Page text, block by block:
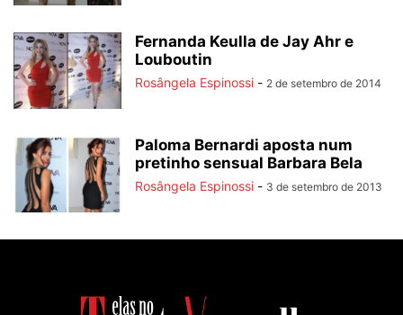
Fernanda Keulla de Jay Ahr e
Louboutin
Rosângela Espinossi - 2 de setembro de 2014
Paloma Bernardi aposta num
pretinho sensual Barbara Bela
Rosângela Espinossi - 3 de setembro de 2013